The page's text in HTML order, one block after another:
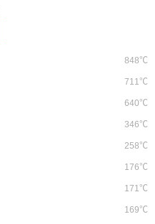
848℃
711℃
640℃
346℃
258℃
176℃
171℃
169℃